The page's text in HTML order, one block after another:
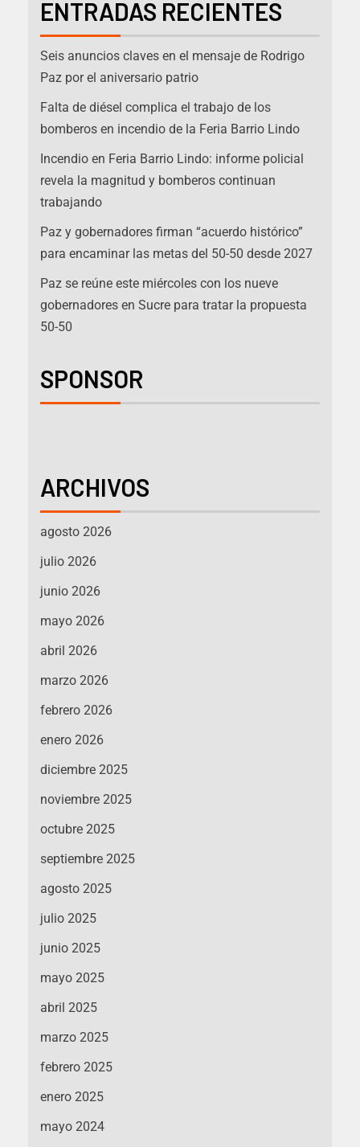
ENTRADAS RECIENTES
Seis anuncios claves en el mensaje de Rodrigo
Paz por el aniversario patrio
Falta de diésel complica el trabajo de los
bomberos en incendio de la Feria Barrio Lindo
Incendio en Feria Barrio Lindo: informe policial
revela la magnitud y bomberos continuan
trabajando
Paz y gobernadores firman “acuerdo histórico”
para encaminar las metas del 50-50 desde 2027
Paz se reúne este miércoles con los nueve
gobernadores en Sucre para tratar la propuesta
50-50
SPONSOR
ARCHIVOS
agosto 2026
julio 2026
junio 2026
mayo 2026
abril 2026
marzo 2026
febrero 2026
enero 2026
diciembre 2025
noviembre 2025
octubre 2025
septiembre 2025
agosto 2025
julio 2025
junio 2025
mayo 2025
abril 2025
marzo 2025
febrero 2025
enero 2025
mayo 2024